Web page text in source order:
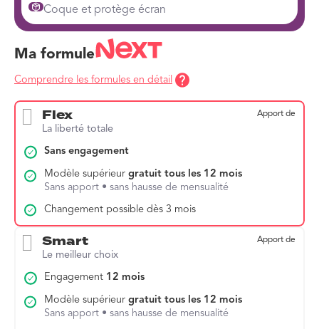
Coque et protège écran
Ma formule
Comprendre les formules en détail
Flex
La liberté totale
Apport de
Sans engagement
Modèle supérieur gratuit tous les 12 mois
Sans apport • sans hausse de mensualité
Changement possible dès 3 mois
Smart
Le meilleur choix
Apport de
Engagement 12 mois
Modèle supérieur gratuit tous les 12 mois
Sans apport • sans hausse de mensualité